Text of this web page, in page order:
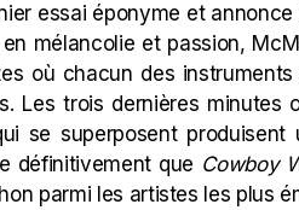
essai éponyme et
mélancolie et passion,
où chacun des instruments
Les trois dernières minutes
se superposent produisent
définitivement que Cowboy
parmi les artistes les plus